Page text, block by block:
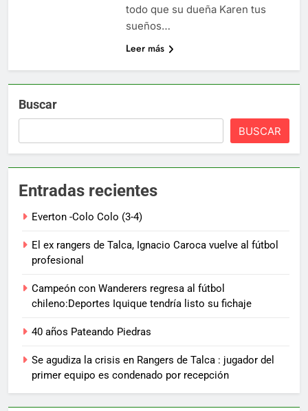
todo que su dueña Karen tus
sueños…
Leer más
Buscar
BUSCAR
Entradas recientes
Everton -Colo Colo (3-4)
El ex rangers de Talca, Ignacio Caroca vuelve al fútbol
profesional
Campeón con Wanderers regresa al fútbol
chileno:Deportes Iquique tendría listo su fichaje
40 años Pateando Piedras
Se agudiza la crisis en Rangers de Talca : jugador del
primer equipo es condenado por recepción